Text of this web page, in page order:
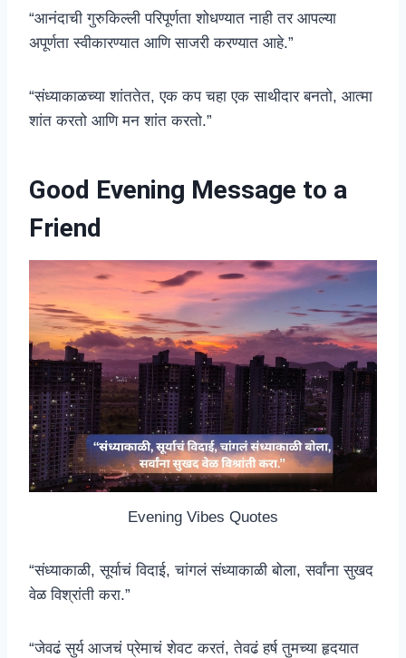
“आनंदाची गुरुकिल्ली परिपूर्णता शोधण्यात नाही तर आपल्या
अपूर्णता स्वीकारण्यात आणि साजरी करण्यात आहे.”
“संध्याकाळच्या शांततेत, एक कप चहा एक साथीदार बनतो, आत्मा
शांत करतो आणि मन शांत करतो.”
Good Evening Message to a
Friend
Evening Vibes Quotes
“संध्याकाळी, सूर्याचं विदाई, चांगलं संध्याकाळी बोला, सर्वांना सुखद
वेळ विश्रांती करा.”
“जेवढं सुर्य आजचं प्रेमाचं शेवट करतं, तेवढं हर्ष तुमच्या हृदयात